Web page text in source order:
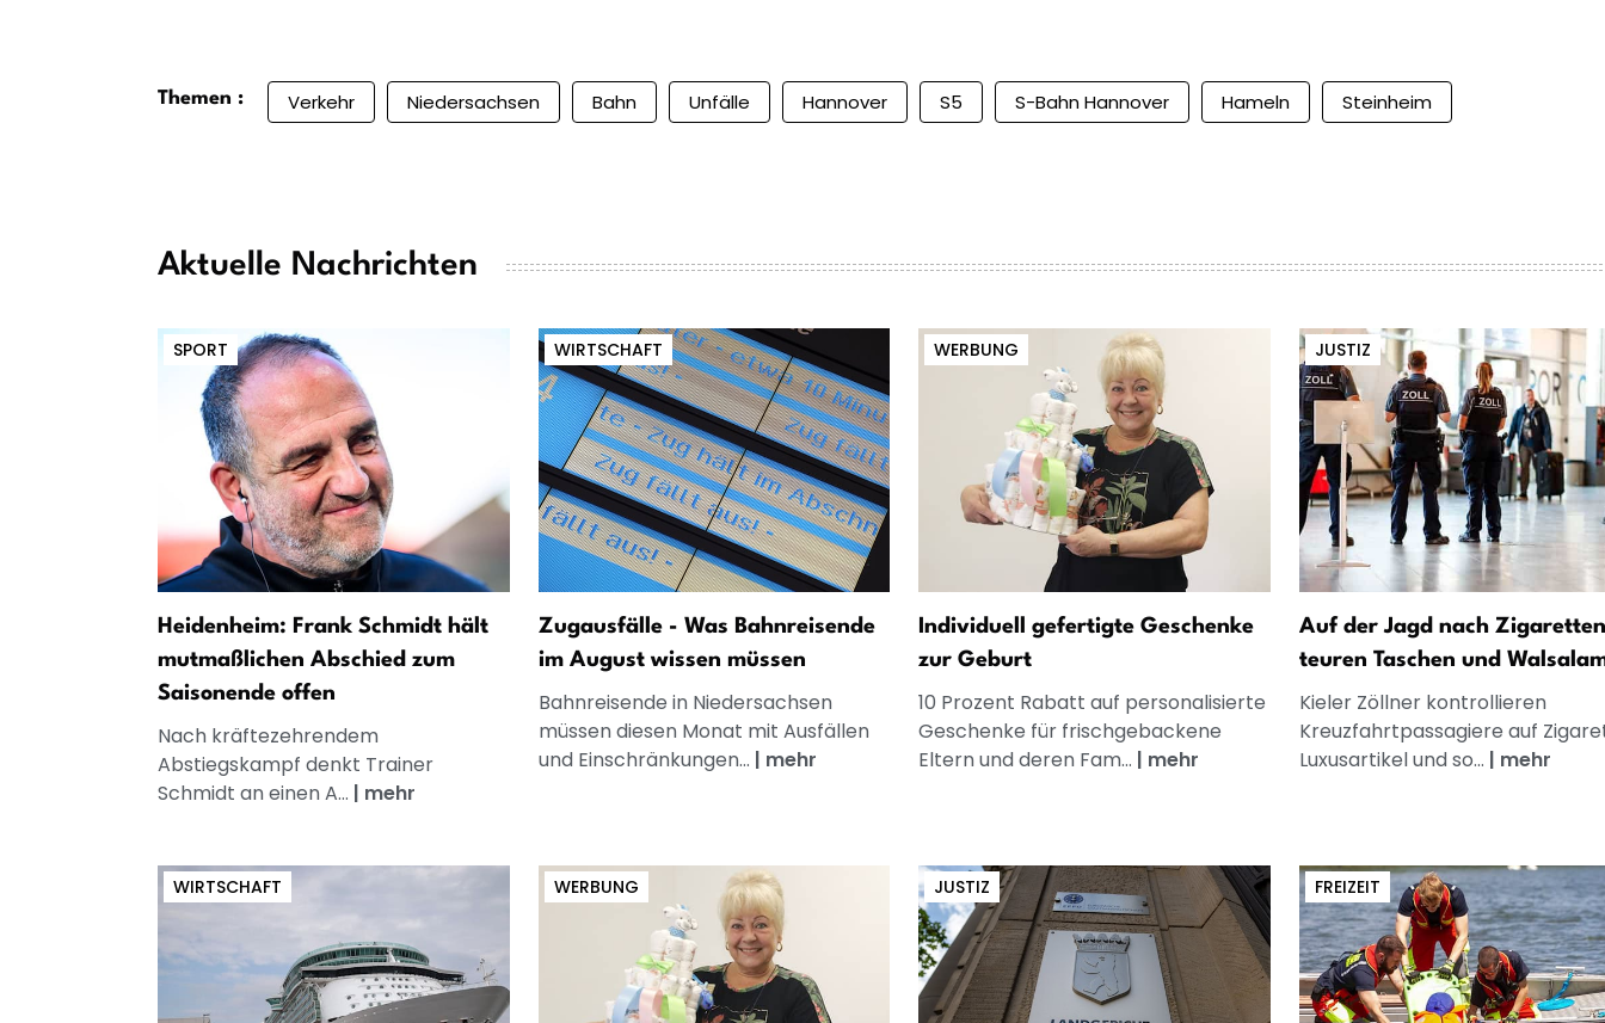
Themen : Verkehr Niedersachsen Bahn Unfälle Hannover S5 S-Bahn Hannover Hameln Steinheim
Aktuelle Nachrichten
SPORT
Heidenheim: Frank Schmidt hält
mutmaßlichen Abschied zum
Saisonende offen
Nach kräftezehrendem
Abstiegskampf denkt Trainer
Schmidt an einen A... | mehr
WIRTSCHAFT
Zugausfälle - Was Bahnreisende
im August wissen müssen
Bahnreisende in Niedersachsen
müssen diesen Monat mit Ausfällen
und Einschränkungen... | mehr
WERBUNG
Individuell gefertigte Geschenke
zur Geburt
10 Prozent Rabatt auf personalisierte
Geschenke für frischgebackene
Eltern und deren Fam... | mehr
JUSTIZ
Auf der Jagd nach
teuren Taschen und
Kieler Zöllner kontrollieren
Kreuzfahrtpassagiere auf
Luxusartikel und so... | mehr
WIRTSCHAFT WERBUNG JUSTIZ FREIZEIT